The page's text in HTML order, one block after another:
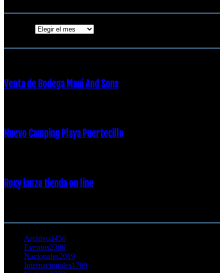
Venta de Bodega Maui And Sons
Nuevo Camping Playa Puertecillo
Roxy lanza tienda on line
Archivo2456
Eventos2386
Nacionales2019
Internacionales1709